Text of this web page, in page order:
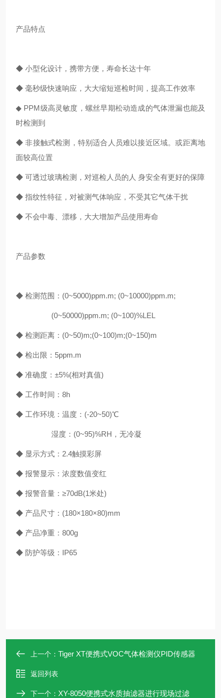
产品特点
◆ 小型化设计，携带方便，寿命长达十年
◆ 毫秒级快速响应，大大缩短巡检时间，提高工作效率
◆ PPM级高灵敏度，螺丝早期松动造成的气体泄漏也能及
时检测到
◆ 非接触式检测，特别适合人员难以接近区域。或距离地
面较高位置
◆ 可透过玻璃检测，对巡检人员的人 身安全有更好的保障
◆ 指纹性特征，对被测气体响应，不受其它气体干扰
◆ 不会中毒、漂移，大大增加产品使用寿命
产品参数
◆ 检测范围： (0~5000)ppm.m; (0~10000)ppm.m;
(0~50000)ppm.m; (0~100)%LEL
◆ 检测距离： (0~50)m;(0~100)m;(0~150)m
◆ 检出限： 5ppm.m
◆ 准确度：±5%(相对真值)
◆ 工作时间： 8h
◆ 工作环境：温度： (-20~50)℃
湿度： (0~95)%RH ，无冷凝
◆ 显示方式： 2.4触摸彩屏
◆ 报警显示：浓度数值变红
◆ 报警音量：≥70dB(1米处)
◆ 产品尺寸： (180×180×80)mm
◆ 产品净重： 800g
◆ 防护等级： IP65
上一个： Tiger XT便携式VOC气体检测仪PID传感器
返回列表
下一个： XY-8050便携式水质抽滤器进行现场过滤